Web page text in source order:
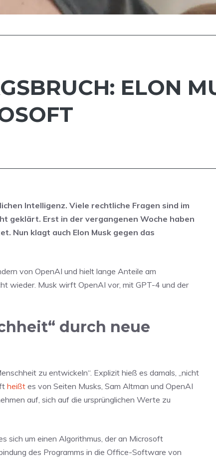
ELON
Intelligenz. Viele rechtliche Fragen sind im
geklärt. Erst in der vergangenen Woche haben
Nun klagt auch Elon Musk gegen das
von OpenAI und hielt lange Anteile am
wieder. Musk wirft OpenAI vor, mit GPT-4 und der
durch neue
zu entwickeln“. Explizit hieß es damals, „nicht
heißt es von Seiten Musks, Sam Altman und OpenAI
auf, sich auf die ursprünglichen Werte zu
sich um einen Algorithmus, der an Microsoft
des Programms in die Office-Software von